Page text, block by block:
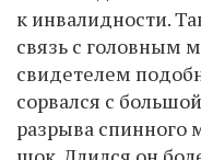
к инвалидности.
связь с головным
свидетелем
сорвался с
разрыва спинного